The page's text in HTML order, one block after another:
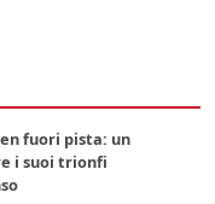
fuori pista: un
i suoi trionfi